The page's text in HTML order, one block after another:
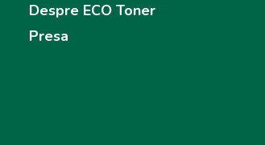
Despre ECO Toner
Presa